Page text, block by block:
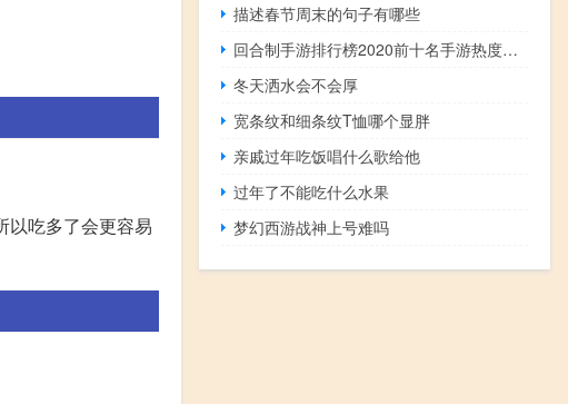
以吃多了会更容易
描述春节周末的句子有哪些
回合制手游排行榜2020前十名手游热度排行榜（回合制手游排行榜前十名）
冬天洒水会不会厚
宽条纹和细条纹T恤哪个显胖
亲戚过年吃饭唱什么歌给他
过年了不能吃什么水果
梦幻西游战神上号难吗